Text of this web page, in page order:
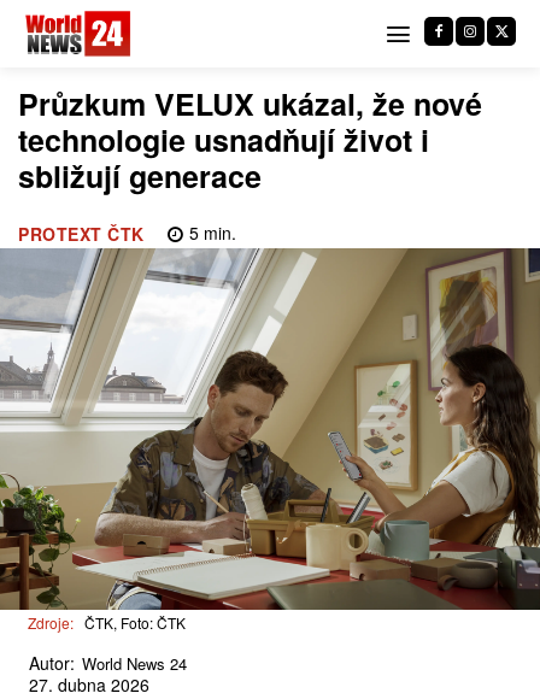
Průzkum VELUX ukázal, že nové
technologie usnadňují život i
sbližují generace
PROTEXT ČTK 5min.
Zdroje: ČTK, Foto: ČTK
Autor: World News 24
27. dubna 2026